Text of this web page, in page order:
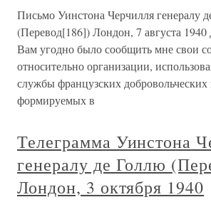
Письмо Уинстона Черчилля генералу
(Перевод[186]) Лондон, 7 августа 1940
Вам угодно было сообщить мне свои
относительно организации,
службы французских
формируемых в
Телеграмма Уинстона
генералу де Голлю
Лондон, 3 октября 1940